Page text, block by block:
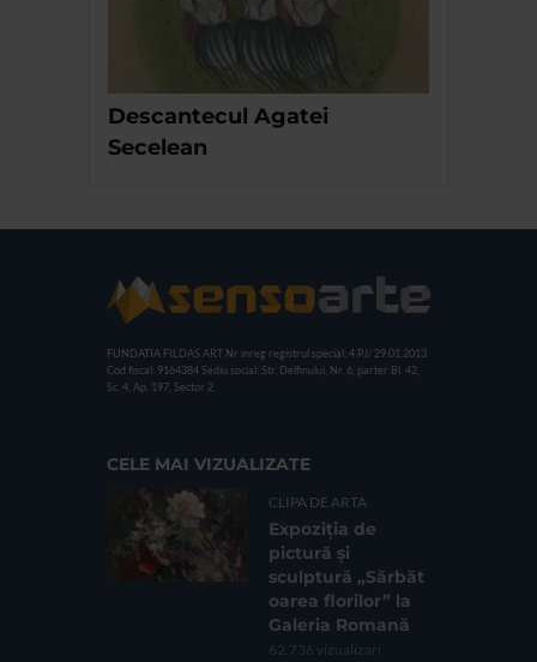
Descantecul Agatei
Secelean
FUNDATIA FILDAS ART Nr inreg registrul special: 4 PJ/ 29.01.2013
Cod fiscal: 9164384 Sediu social: Str. Delfinului, Nr. 6, parter Bl. 42,
Sc. 4, Ap. 197, Sector 2
CELE MAI VIZUALIZATE
CLIPA DE ARTA
Expoziția de
pictură și
sculptură „Sărbăt
oarea florilor” la
Galeria Romană
62.736 vizualizari